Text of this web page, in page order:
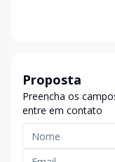
Proposta
Preencha os
entre em contato